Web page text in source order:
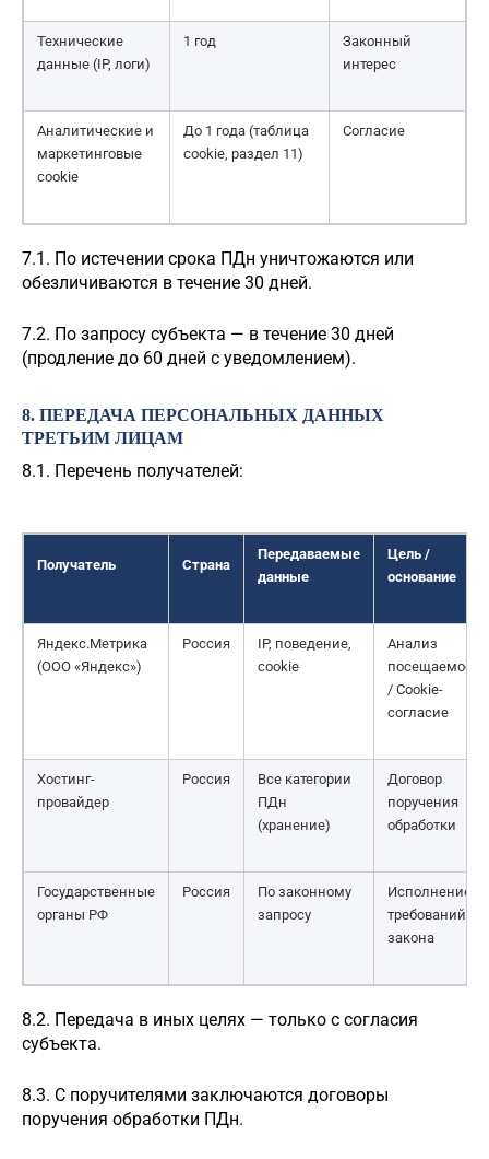
Технические
данные (IP, логи)
1 год
Законный
интерес
Аналитические и
маркетинговые
cookie
До 1 года (таблица
cookie, раздел 11)
Согласие
7.1. По истечении срока ПДн уничтожаются или
обезличиваются в течение 30 дней.
7.2. По запросу субъекта — в течение 30 дней
(продление до 60 дней с уведомлением).
8. ПЕРЕДАЧА ПЕРСОНАЛЬНЫХ ДАННЫХ
ТРЕТЬИМ ЛИЦАМ
8.1. Перечень получателей:
Получатель Страна
Передаваемые
данные
Цель /
основание
Яндекс.Метрика
(ООО «Яндекс»)
Россия
IP, поведение,
cookie
Анализ
посещаемости
/ Cookie-
согласие
Хостинг-
провайдер
Россия
Все категории
ПДн
(хранение)
Договор
поручения
обработки
Государственные
органы РФ
Россия
По законному
запросу
Исполнение
требований
закона
8.2. Передача в иных целях — только с согласия
субъекта.
8.3. С поручителями заключаются договоры
поручения обработки ПДн.